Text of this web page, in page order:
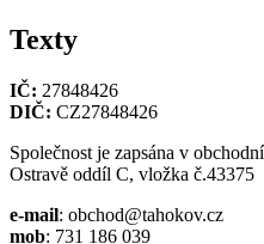
Texty
IČ: 27848426
DIČ: CZ27848426
Společnost je zapsána v
Ostravě oddíl C, vložka č.43375
e-mail: obchod@tahokov.cz
mob: 731 186 039